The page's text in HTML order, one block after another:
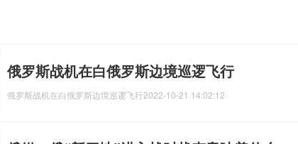
俄罗斯战机在白俄罗斯边境巡逻飞行
俄罗斯战机在白俄罗斯边境巡逻飞行2022-10-21 14:02:12